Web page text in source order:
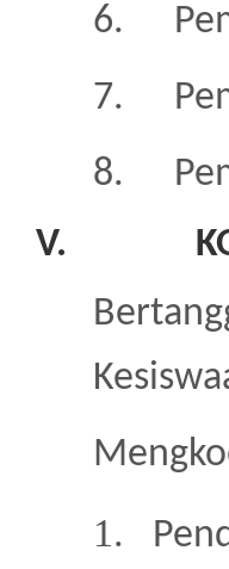
6.
7.
8.
V.
1.